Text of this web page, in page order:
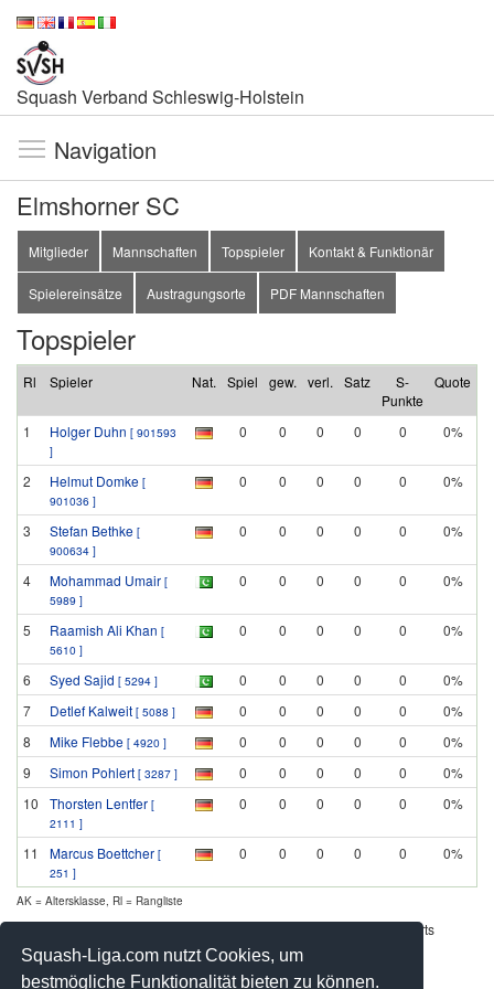
Squash-Liga.com nutzt Cookies, um
bestmögliche Funktionalität bieten zu können.
Squash Verband Schleswig-Holstein
Navigation
Elmshorner SC
Mitglieder Mannschaften Topspieler Kontakt & Funktionär
Spielereinsätze Austragungsorte PDF Mannschaften
Topspieler
Rl Spieler Nat. Spiel gew. verl. Satz
S-
Punkte
Quote
1 Holger Duhn [ 901593
]
0 0 0 0 0 0%
2 Helmut Domke [
901036 ]
0 0 0 0 0 0%
3 Stefan Bethke [
900634 ]
0 0 0 0 0 0%
4 Mohammad Umair [
5989 ]
0 0 0 0 0 0%
5 Raamish Ali Khan [
5610 ]
0 0 0 0 0 0%
6 Syed Sajid [ 5294 ] 0 0 0 0 0
0%
7
Detlef Kalweit [ 5088 ] 0 0 0 0 0
0%
8
Mike Flebbe [ 4920 ] 0 0 0 0 0
0%
9
Simon Pohlert [ 3287 ] 0 0 0 0 0
0%
10
Thorsten Lentfer [
2111 ]
0 0 0 0 0 0%
11 Marcus Boettcher [
251 ]
0 0 0 0 0 0%
AK = Altersklasse, Rl = Rangliste
Werbung - Offizielle Pool Partner des deutschen Squashsports